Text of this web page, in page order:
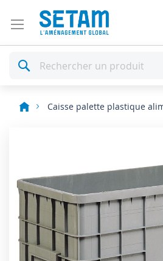
Rechercher
Caisse palette plastique
the
images
gallery